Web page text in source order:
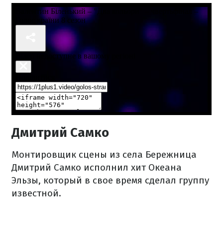
Дмитрий Самко
Монтировщик сцены из села Бережница
Дмитрий Самко исполнил хит Океана
Эльзы, который в свое время сделал группу
известной.